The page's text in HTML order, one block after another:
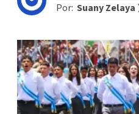
Por: Suany Zelaya